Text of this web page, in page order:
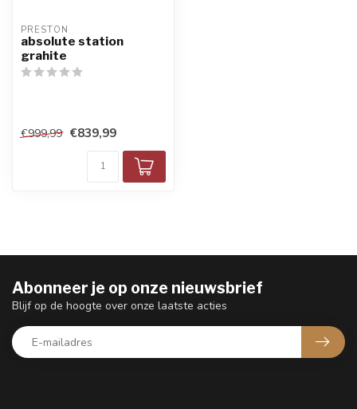
PRESTON
absolute station
grahite
€999,99 €839,99
Abonneer je op onze nieuwsbrief
Blijf op de hoogte over onze laatste acties